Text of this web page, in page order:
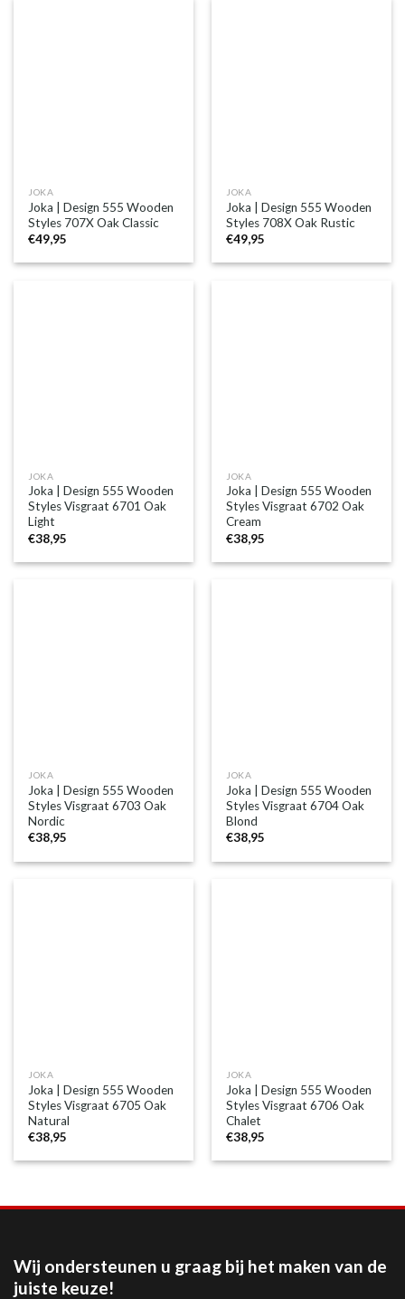
JOKA
Joka | Design 555 Wooden
Styles 707X Oak Classic
€49,95
JOKA
Joka | Design 555 Wooden
Styles 708X Oak Rustic
€49,95
JOKA
Joka | Design 555 Wooden
Styles Visgraat 6701 Oak
Light
€38,95
JOKA
Joka | Design 555 Wooden
Styles Visgraat 6702 Oak
Cream
€38,95
JOKA
Joka | Design 555 Wooden
Styles Visgraat 6703 Oak
Nordic
€38,95
JOKA
Joka | Design 555 Wooden
Styles Visgraat 6704 Oak
Blond
€38,95
JOKA
Joka | Design 555 Wooden
Styles Visgraat 6705 Oak
Natural
€38,95
JOKA
Joka | Design 555 Wooden
Styles Visgraat 6706 Oak
Chalet
€38,95
Wij ondersteunen u graag bij het maken van de
juiste keuze!